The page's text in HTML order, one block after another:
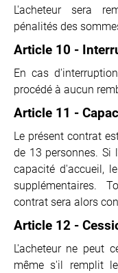
L'acheteur sera
pénalités des
Article 10 -
En cas
procédé à aucun
Article 11 -
Le présent contrat
de 13 personnes. Si
capacité d'accueil,
supplémentaires.
contrat sera alors
Article 12 -
L'acheteur ne peut
même s'il remplit